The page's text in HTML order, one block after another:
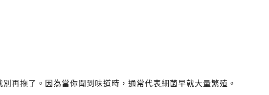
別再拖了。因為當你聞到味道時，通常代表細菌早就大量繁殖。